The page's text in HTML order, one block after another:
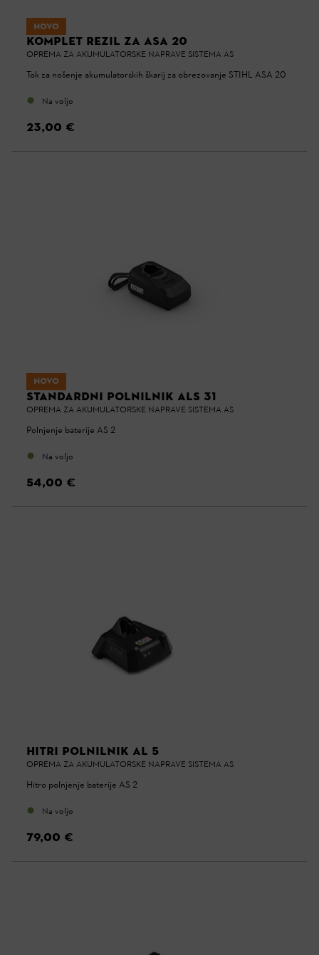
NOVO
KOMPLET REZIL ZA ASA 20
OPREMA ZA AKUMULATORSKE NAPRAVE SISTEMA AS
Tok za nošenje akumulatorskih škarij za obrezovanje STIHL ASA 20
Na voljo
23,00 €
NOVO
STANDARDNI POLNILNIK ALS 31
OPREMA ZA AKUMULATORSKE NAPRAVE SISTEMA AS
Polnjenje baterije AS 2
Na voljo
54,00 €
HITRI POLNILNIK AL 5
OPREMA ZA AKUMULATORSKE NAPRAVE SISTEMA AS
Hitro polnjenje baterije AS 2
Na voljo
79,00 €